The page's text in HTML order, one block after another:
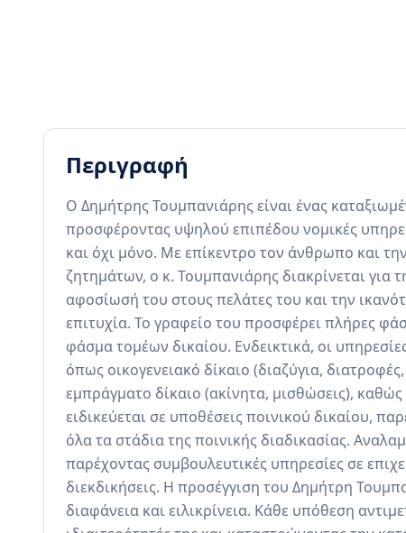
Περιγραφή
Ο Δημήτρης Τουμπανιάρης είναι ένας
προσφέροντας υψηλού επιπέδου νομικές
και όχι μόνο. Με επίκεντρο τον άνθρωπο και
ζητημάτων, ο κ. Τουμπανιάρης διακρίνεται για
αφοσίωσή του στους πελάτες του και την
επιτυχία. Το γραφείο του προσφέρει πλήρες
φάσμα τομέων δικαίου. Ενδεικτικά, οι
όπως οικογενειακό δίκαιο (διαζύγια,
εμπράγματο δίκαιο (ακίνητα, μισθώσεις),
ειδικεύεται σε υποθέσεις ποινικού δικαίου,
όλα τα στάδια της ποινικής διαδικασίας.
παρέχοντας συμβουλευτικές υπηρεσίες σε
διεκδικήσεις. Η προσέγγιση του Δημήτρη
διαφάνεια και ειλικρίνεια. Κάθε υπόθεση